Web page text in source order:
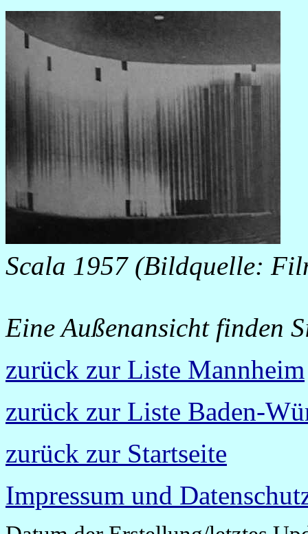
Scala 1957 (Bildquelle:
Eine Außenansicht finden
zurück zur Liste Mannheim
zurück zur Liste Baden-
zurück zur Startseite
Impressum und